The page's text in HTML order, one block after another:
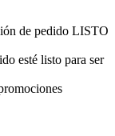
de pedido LISTO
esté listo para ser